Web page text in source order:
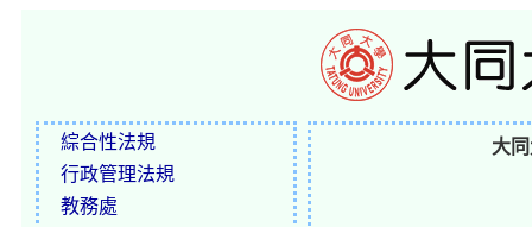
綜合性法規
行政管理法規
教務處
大